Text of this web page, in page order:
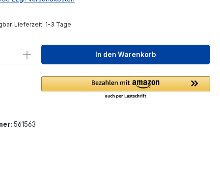
Lieferzeit: 1-3 Tage
Anzahl: Gib den gewünschten Wert
In den Warenkorb
561563